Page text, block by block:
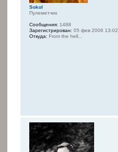
Sokol
Пулеметчик
Сообщения: 1488
Зарегистрирован: 05 фев 2006 13:02
Откуда: From the hell...